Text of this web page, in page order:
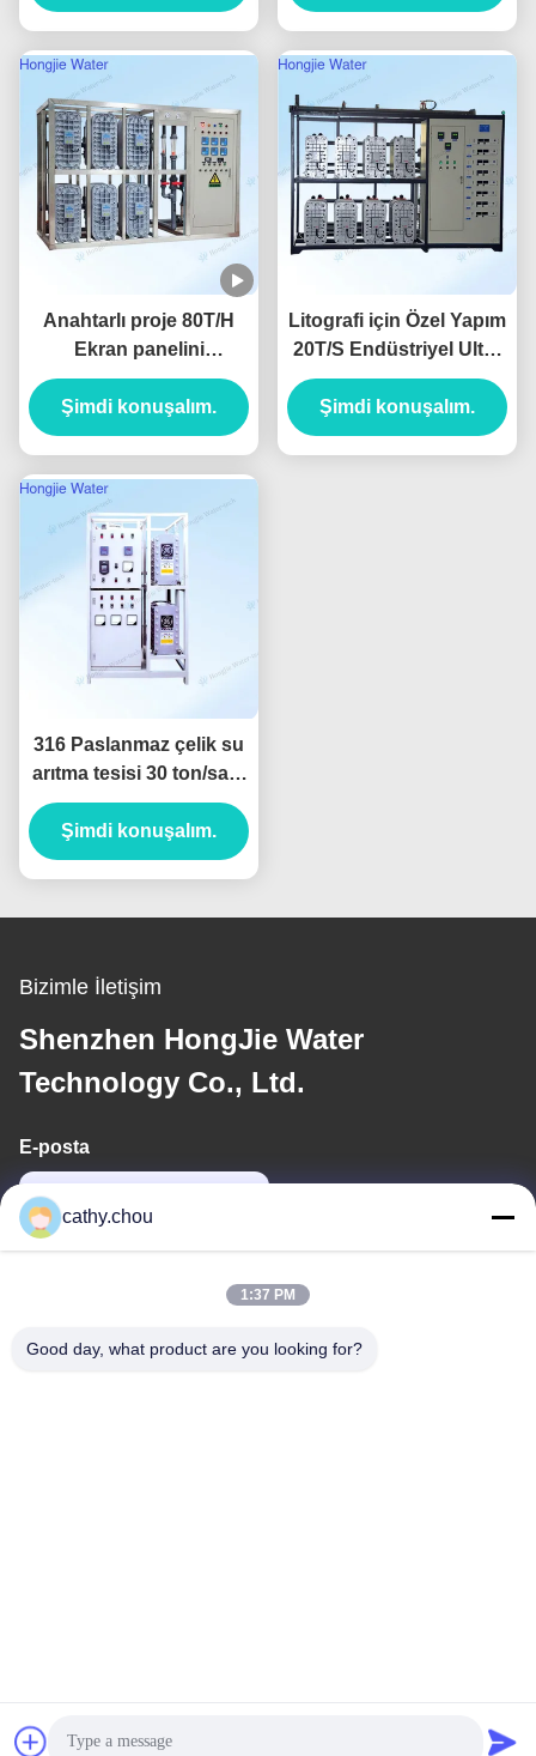
Anahtarlı proje 80T/H
Ekran panelini
temizlemek için ultra saf
su ekipmanları
Şimdi konuşalım.
Litografi için Özel Yapım
20T/S Endüstriyel Ultra
Saf Su Ekipmanı
Şimdi konuşalım.
316 Paslanmaz çelik su
arıtma tesisi 30 ton/saat
Endüstriyel ultra saf su
sistemleri
Şimdi konuşalım.
Bizimle İletişim
Shenzhen HongJie Water
Technology Co., Ltd.
E-posta
Shenzhen HongJie Water Technology Co., Ltd. - Tüm haklar
cathy.chou
1:37 PM
Good day, what product are you looking for?